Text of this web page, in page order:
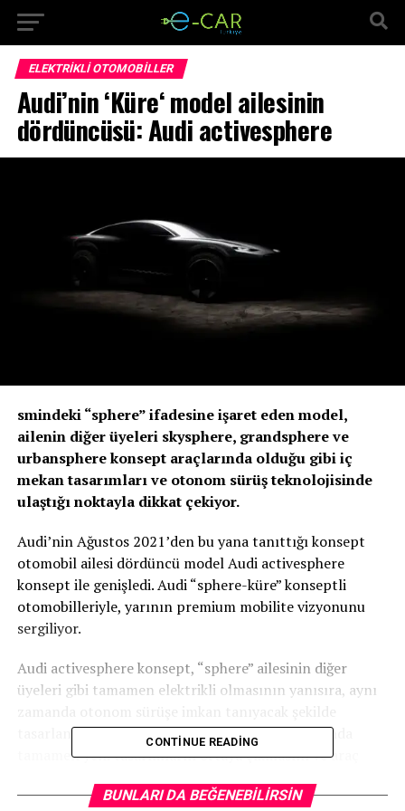
ELEKTRIKLI OTOMOBILLER
Audi’nin ‘Küre‘ model ailesinin
dördüncüsü: Audi activesphere
smindeki “sphere” ifadesine işaret eden model,
ailenin diğer üyeleri skysphere, grandsphere ve
urbansphere konsept araçlarında olduğu gibi iç
mekan tasarımları ve otonom sürüş teknolojisinde
ulaştığı noktayla dikkat çekiyor.
Audi’nin Ağustos 2021’den bu yana tanıttığı konsept
otomobil ailesi dördüncü model Audi activesphere
konsept ile genişledi. Audi “sphere-küre” konseptli
otomobilleriyle, yarının premium mobilite vizyonunu
sergiliyor.
Audi activesphere konsept, “sphere” ailesinin diğer
üyeleri gibi tamamen elektrikli olmasının yanısıra, aynı
tasarlanmış. Kullanılan teknik, özellikle iç mekanda
tamamen yeni tasarımların ortaya çıkmasını ve araç
kullanmalarını, hatta sadece dinlenmelerine yönelik
CONTINUE READING
BUNLARI DA BEĞENEBILIRSIN